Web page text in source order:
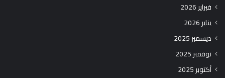
فبراير 2026
يناير 2026
ديسمبر 2025
نوفمبر 2025
أكتوبر 2025